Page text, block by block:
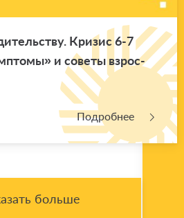
Кри­зис 6-7
и со­ве­ты взрос­
Подробнее
больше